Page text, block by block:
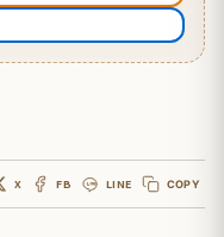
X FB LINE COPY